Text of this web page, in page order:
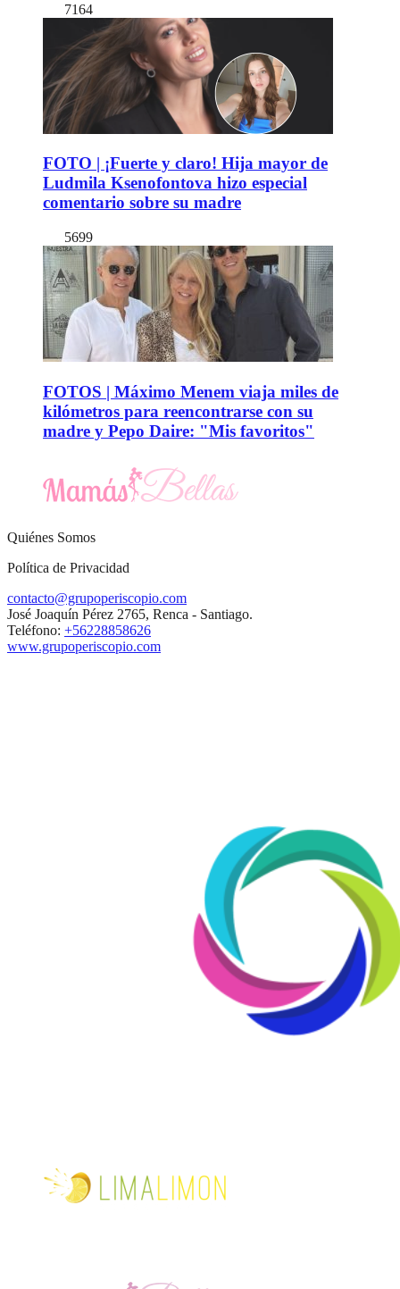
7164
FOTO | ¡Fuerte y claro! Hija mayor de
Ludmila Ksenofontova hizo especial
comentario sobre su madre
5699
FOTOS | Máximo Menem viaja miles de
kilómetros para reencontrarse con su
madre y Pepo Daire: "Mis favoritos"
Quiénes Somos
Política de Privacidad
contacto@grupoperiscopio.com
José Joaquín Pérez 2765, Renca - Santiago.
Teléfono: +56228858626
www.grupoperiscopio.com